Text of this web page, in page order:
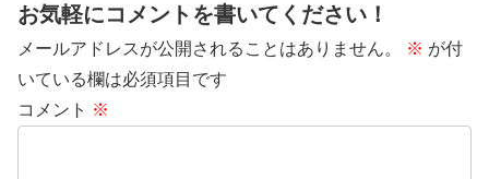
お気軽にコメントを書いてください！
メールアドレスが公開されることはありません。 ※ が付
いている欄は必須項目です
コメント ※